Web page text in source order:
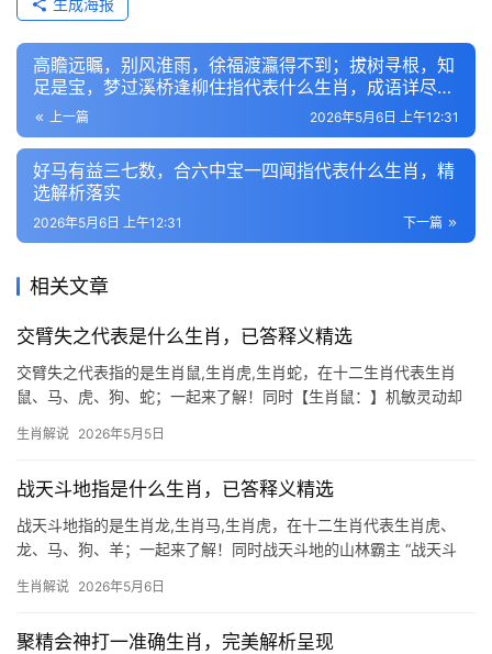
生成海报
高瞻远瞩，别风淮雨，徐福渡瀛得不到；拔树寻根，知
足是宝，梦过溪桥逢柳住指代表什么生肖，成语详尽解
释 上一篇 2026年5月6日 上午12:31
好马有益三七数，合六中宝一四闻指代表什么生肖，精
选解析落实
下一篇
2026年5月6日 上午12:31
相关文章
交臂失之代表是什么生肖，已答释义精选
交臂失之代表指的是生肖鼠,生肖虎,生肖蛇，在十二生肖代表生肖
鼠、马、虎、狗、蛇；一起来了解！同时【生肖鼠：】机敏灵动却
切，鼠年生人天生聪慧，善于捕捉机遇，但2026年却可能因犹豫不
生肖解说 2026年5月5日
战天斗地指是什么生肖，已答释义精选
战天斗地指的是生肖龙,生肖马,生肖虎，在十二生肖代表生肖虎、
龙、马、狗、羊；一起来了解！同时战天斗地的山林霸主 “战天斗
中，生肖虎当之无愧是这一精神的化身，虎为百兽之王，啸震山
生肖解说 2026年5月6日
聚精会神打一准确生肖，完美解析呈现